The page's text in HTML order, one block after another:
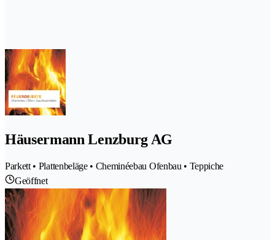
Häusermann Lenzburg AG
Parkett • Plattenbeläge • Cheminéebau Ofenbau • Teppiche
Geöffnet